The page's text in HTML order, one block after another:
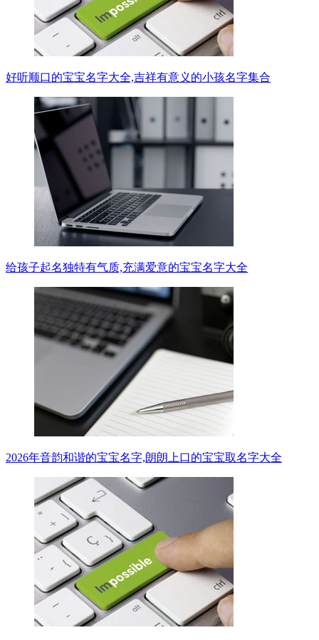
好听顺口的宝宝名字大全,吉祥有意义的小孩名字集合
给孩子起名独特有气质,充满爱意的宝宝名字大全
2026年音韵和谐的宝宝名字,朗朗上口的宝宝取名字大全